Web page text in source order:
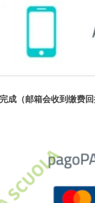
成（邮箱会收到缴费